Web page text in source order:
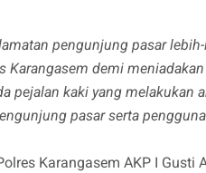
pengunjung pasar
Karangasem demi
pejalan kaki yang
pasar serta
Karangasem AKP I Gusti